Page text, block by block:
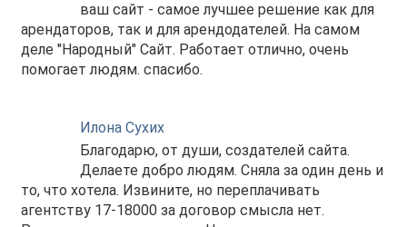
ваш сайт - самое лучшее решение как для
арендаторов, так и для арендодателей. На самом
деле "Народный" Сайт. Работает отлично, очень
помогает людям. спасибо.
Илона Сухих
Благодарю, от души, создателей сайта.
Делаете добро людям. Сняла за один день и
то, что хотела. Извините, но переплачивать
агентству 17-18000 за договор смысла нет.